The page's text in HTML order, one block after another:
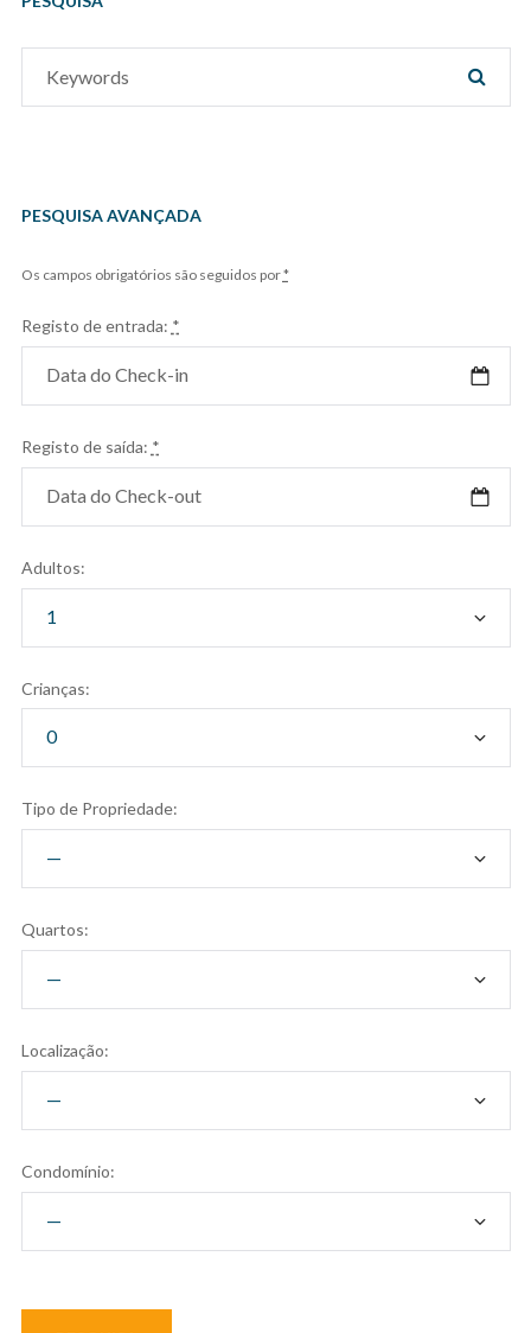
PESQUISA AVANÇADA
Os campos obrigatórios são seguidos por*
Registo de entrada: *
Registo de saída: *
Adultos:
Crianças:
Tipo de Propriedade:
Quartos:
Localização:
Condomínio: